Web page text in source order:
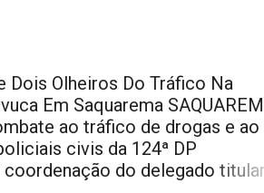
caminharam pela orla
Dois Olheiros Do Tráfico Na
Em Saquarema
ao tráfico de drogas e ao
civis da 124ª DP
do delegado titular